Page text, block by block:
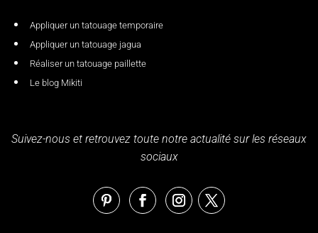
Appliquer un tatouage temporaire
Appliquer un tatouage jagua
Réaliser un tatouage paillette
Le blog Mikiti
Suivez-nous et retrouvez toute notre actualité sur les réseaux
sociaux